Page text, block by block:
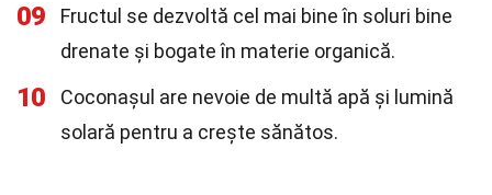
09
Fructul se dezvoltă cel mai bine în soluri bine
drenate și bogate în materie organică.
10
Coconașul are nevoie de multă apă și lumină
solară pentru a crește sănătos.